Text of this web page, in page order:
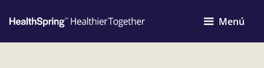
Menú